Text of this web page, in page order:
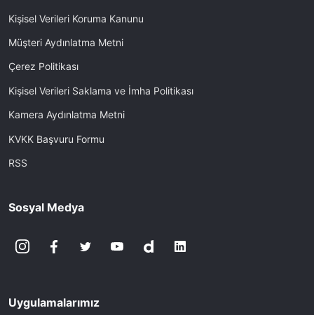
Kişisel Verileri Koruma Kanunu
Müşteri Aydınlatma Metni
Çerez Politikası
Kişisel Verileri Saklama ve İmha Politikası
Kamera Aydınlatma Metni
KVKK Başvuru Formu
RSS
Sosyal Medya
Uygulamalarımız